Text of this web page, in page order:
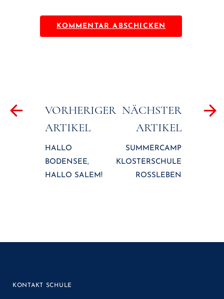
Beitragsnavigation
VORHERIGER
ARTIKEL
HALLO
BODENSEE,
HALLO SALEM!
NÄCHSTER
ARTIKEL
SUMMERCAMP
KLOSTERSCHULE
ROSSLEBEN
KONTAKT SCHULE